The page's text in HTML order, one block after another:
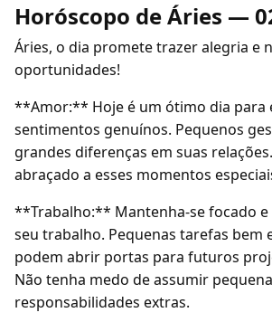
Horóscopo de Áries —
Áries, o dia promete trazer alegria e
oportunidades!
**Amor:** Hoje é um ótimo dia para
sentimentos genuínos. Pequenos
grandes diferenças em suas
abraçado a esses momentos
**Trabalho:** Mantenha-se focado
seu trabalho. Pequenas tarefas bem
podem abrir portas para futuros
Não tenha medo de assumir
responsabilidades extras.